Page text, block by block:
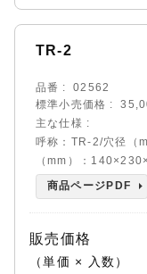
TR-2
品番
02562
標準小売価格
主な仕様
呼称：TR-2/穴径（
（mm）：
商品ページPDF
販売価格
（単価 × 入数）